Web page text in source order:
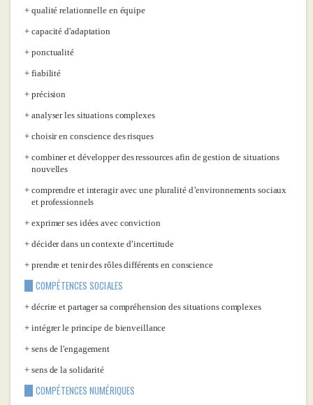
qualité relationnelle en équipe
capacité d'adaptation
ponctualité
fiabilité
précision
analyser les situations complexes
choisir en conscience des risques
combiner et développer des ressources afin de gestion de situations
nouvelles
comprendre et interagir avec une pluralité d’environnements sociaux
et professionnels
exprimer ses idées avec conviction
décider dans un contexte d’incertitude
prendre et tenir des rôles différents en conscience
COMPÉTENCES SOCIALES
décrire et partager sa compréhension des situations complexes
intégrer le principe de bienveillance
sens de l'engagement
sens de la solidarité
COMPÉTENCES NUMÉRIQUES